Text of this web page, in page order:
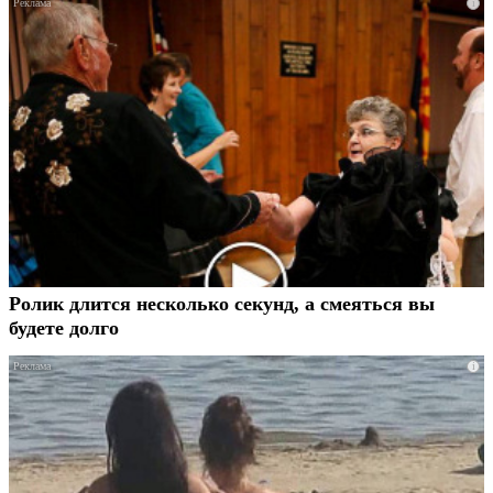
i
Ролик длится несколько секунд, а смеяться вы
будете долго
i